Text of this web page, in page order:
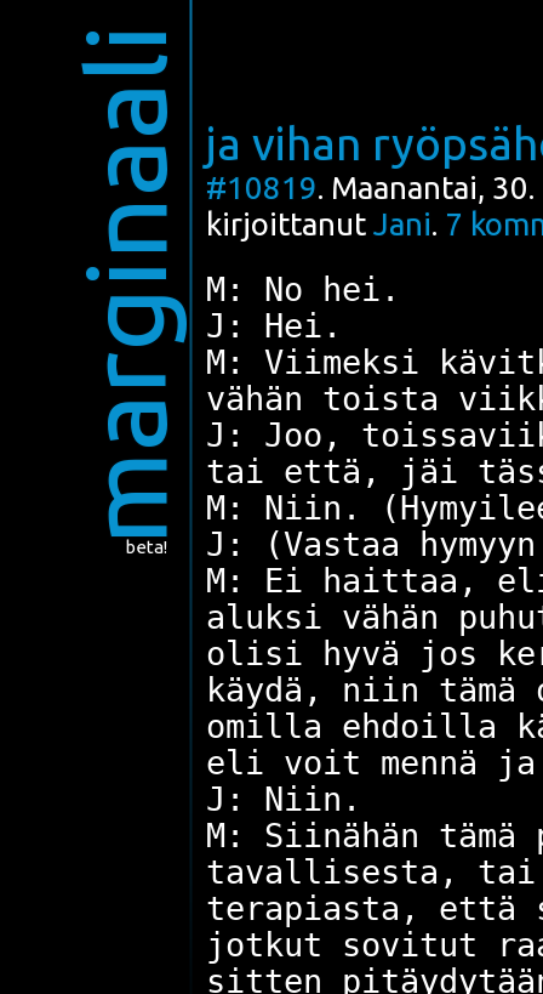
marginaali
beta!
ja vihan
#10819. Maanantai,
kirjoittanut Jani. 7
M: No hei.
J: Hei.
M: Viimeksi
vähän toista
J: Joo,
tai että, jäi
M: Niin.
J: (Vastaa
M: Ei haittaa,
aluksi vähän
olisi hyvä jos
käydä, niin tämä
omilla ehdoilla
eli voit mennä
J: Niin.
M: Siinähän
tavallisesta, tai
terapiasta, että
jotkut sovitut
sitten